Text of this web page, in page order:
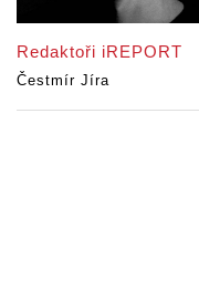
Redaktoři iREPORT
Čestmír Jíra